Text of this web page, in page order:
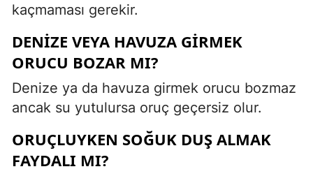
kaçmaması gerekir.
DENIZE VEYA HAVUZA GIRMEK
ORUCU BOZAR MI?
Denize ya da havuza girmek orucu bozmaz
ancak su yutulursa oruç geçersiz olur.
ORUÇLUYKEN SOĞUK DUŞ ALMAK
FAYDALI MI?